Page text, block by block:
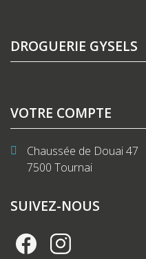
DROGUERIE GYSELS
VOTRE COMPTE
Chaussée de Douai 47
7500 Tournai
SUIVEZ-NOUS